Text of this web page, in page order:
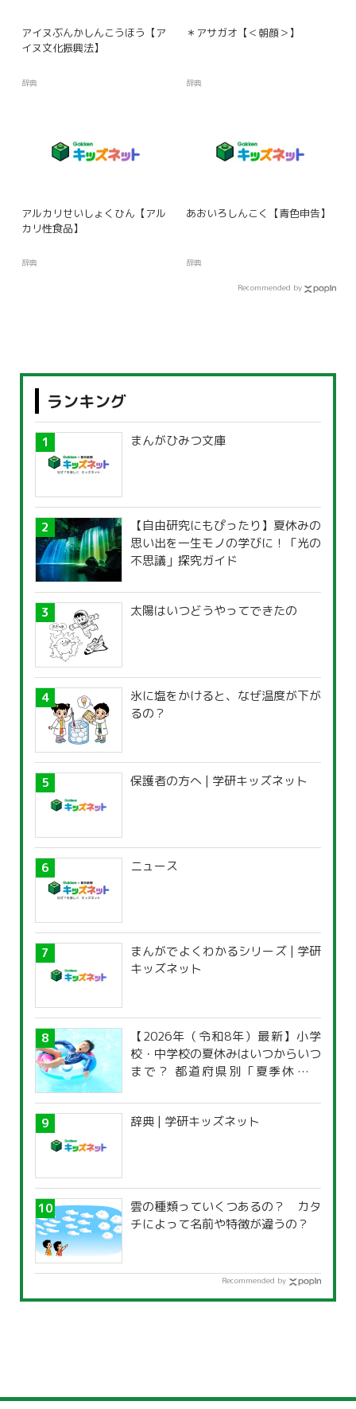
アイヌぶんかしんこうほう【ア
イヌ文化振興法】
辞典
＊アサガオ【＜朝顔＞】
辞典
アルカリせいしょくひん【アル
カリ性食品】
辞典
あおいろしんこく【青色申告】
辞典
Recommended by
ランキング
まんがひみつ文庫
【自由研究にもぴったり】夏休みの
思い出を一生モノの学びに！「光の
不思議」探究ガイド
太陽はいつどうやってできたの
氷に塩をかけると、なぜ温度が下が
るの？
保護者の方へ | 学研キッズネット
ニュース
まんがでよくわかるシリーズ | 学研
キッズネット
【2026年（令和8年）最新】小学
校・中学校の夏休みはいつからいつ
まで？ 都道府県別「夏季休暇一
辞典 | 学研キッズネット
雲の種類っていくつあるの？ カタ
チによって名前や特徴が違うの？
Recommended by